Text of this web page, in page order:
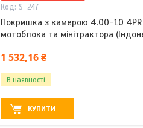
S-247
Покришка з камерою 4.00-10 4PR
мотоблока та мінітрактора
1 532,16 ₴
В наявності
КУПИТИ